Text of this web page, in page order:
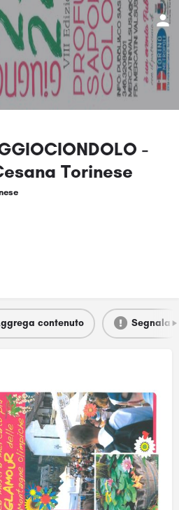
-
Torinese
contenuto Segnala